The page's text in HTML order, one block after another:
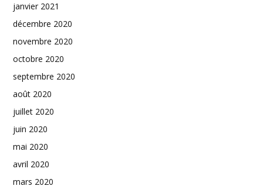
janvier 2021
décembre 2020
novembre 2020
octobre 2020
septembre 2020
août 2020
juillet 2020
juin 2020
mai 2020
avril 2020
mars 2020